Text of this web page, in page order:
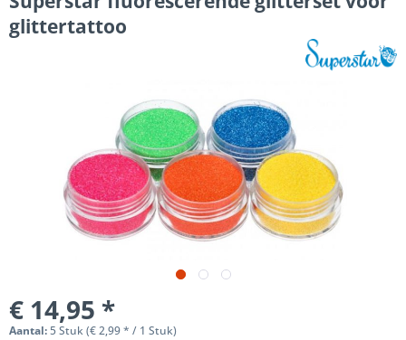
glittertattoo
€ 14,95 *
Aantal:5 Stuk (€ 2,99 * / 1 Stuk)